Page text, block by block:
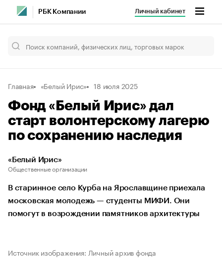
РБК Компании Личный кабинет
Главная «Белый Ирис» 18 июля 2025
Фонд «Белый Ирис» дал
старт волонтерскому лагерю
по сохранению наследия
«Белый Ирис»
Общественные организации
В старинное село Курба на Ярославщине приехала
московская молодежь — студенты МИФИ. Они
помогут в возрождении памятников архитектуры
Источник изображения: Личный архив фонда